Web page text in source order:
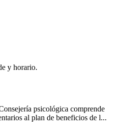
y horario.
psicológica comprende
al plan de beneficios de l...